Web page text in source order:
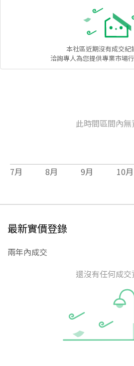
本社區近期沒有成交紀
洽詢專人為您提供專業市場
此時間區間內無
7月 8月 9月 10月
最新實價登錄
兩年內成交
還沒有任何成交